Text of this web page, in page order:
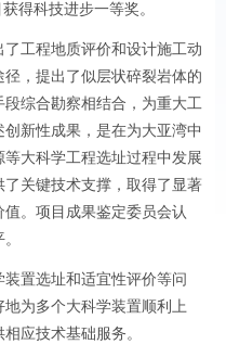
得科技进步一等奖。
工程地质评价和设计施工动
，提出了似层状碎裂岩体的
综合勘察相结合，为重大工
新性成果，是在为大亚湾中
大科学工程选址过程中发展
关键技术支撑，取得了显著
。项目成果鉴定委员会认
置选址和适宜性评价等问
为多个大科学装置顺利上
应技术基础服务。